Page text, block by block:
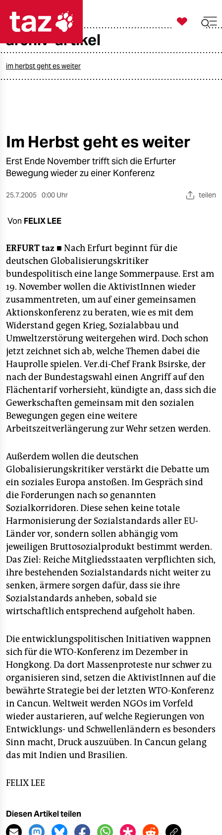
öko
gesellschaft
kultur
sport
berlin
nord
wahrheit
verlag
verlag
veranstaltungen
shop
fragen & hilfe
unterstützen
abo
genossenschaft

taz zahl ich
archiv-artikel
im herbst geht es weiter
Im Herbst geht es weiter
Erst Ende November trifft sich die Erfurter
Bewegung wieder zu einer Konferenz
25.7.2005 0:00 Uhr teilen
Von FELIX LEE
ERFURTtaz ■ Nach Erfurt beginnt für die
deutschen Globalisierungskritiker
bundespolitisch eine lange Sommerpause. Erst am
19. November wollen die AktivistInnen wieder
zusammentreten, um auf einer gemeinsamen
Aktionskonferenz zu beraten, wie es mit dem
Widerstand gegen Krieg, Sozialabbau und
Umweltzerstörung weitergehen wird. Doch schon
jetzt zeichnet sich ab, welche Themen dabei die
Hauprolle spielen. Ver.di-Chef Frank Bsirske, der
nach der Bundestagswahl einen Angriff auf den
Flächentarif vorhersieht, kündigte an, dass sich die
Gewerkschaften gemeinsam mit den sozialen
Bewegungen gegen eine weitere
Arbeitszeitverlängerung zur Wehr setzen werden.
Außerdem wollen die deutschen
Globalisierungskritiker verstärkt die Debatte um
ein soziales Europa anstoßen. Im Gespräch sind
die Forderungen nach so genannten
Sozialkorridoren. Diese sehen keine totale
Harmonisierung der Sozialstandards aller EU-
Länder vor, sondern sollen abhängig vom
jeweiligen Bruttosozialprodukt bestimmt werden.
Das Ziel: Reiche Mitgliedsstaaten verpflichten sich,
ihre bestehenden Sozialstandards nicht weiter zu
senken, ärmere sorgen dafür, dass sie ihre
Sozialstandards anheben, sobald sie
wirtschaftlich entsprechend aufgeholt haben.
Die entwicklungspolitischen Initiativen wappnen
sich für die WTO-Konferenz im Dezember in
Hongkong. Da dort Massenproteste nur schwer zu
organisieren sind, setzen die AktivistInnen auf die
bewährte Strategie bei der letzten WTO-Konferenz
in Cancun. Weltweit werden NGOs im Vorfeld
wieder austarieren, auf welche Regierungen von
Entwicklungs- und Schwellenländern es besonders
Sinn macht, Druck auszuüben. In Cancun gelang
das mit Indien und Brasilien.
FELIX LEE
Diesen Artikel teilen